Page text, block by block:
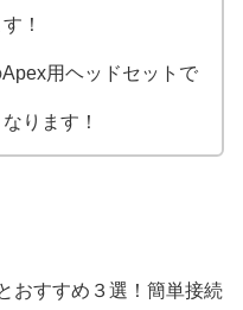
！
用ヘッドセットで
ります！
おすすめ３選！簡単接続